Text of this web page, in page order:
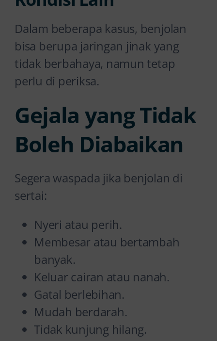
Dalam beberapa kasus, benjolan
bisa berupa jaringan jinak yang
tidak berbahaya, namun tetap
perlu di periksa.
Gejala yang Tidak
Boleh Diabaikan
Segera waspada jika benjolan di
sertai:
Nyeri atau perih.
Membesar atau bertambah
banyak.
Keluar cairan atau nanah.
Gatal berlebihan.
Mudah berdarah.
Tidak kunjung hilang.